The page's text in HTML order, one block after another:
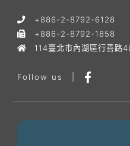
+886-2-8792-6128
+886-2-8792-1858
114臺北市內湖區行善路
Follow us